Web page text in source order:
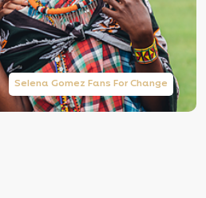
Selena Gomez Fans For Change